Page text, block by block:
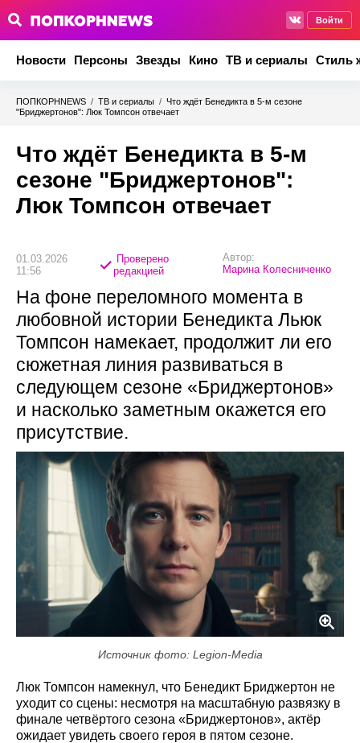
Войти
Новости Персоны Звезды Кино ТВ и сериалы Стиль
ПОПКОРНNEWS / ТВ и сериалы / Что ждёт Бенедикта в 5-м сезоне
"Бриджертонов": Люк Томпсон отвечает
Что ждёт Бенедикта в 5-м
сезоне "Бриджертонов":
Люк Томпсон отвечает
01.03.2026
11:56
Проверено
редакцией
Автор:
Марина Колесниченко
На фоне переломного момента в
любовной истории Бенедикта Льюк
Томпсон намекает, продолжит ли его
сюжетная линия развиваться в
следующем сезоне «Бриджертонов»
и насколько заметным окажется его
присутствие.
Источник фото: Legion-Media
Люк Томпсон намекнул, что Бенедикт Бриджертон не
уходит со сцены: несмотря на масштабную развязку в
финале четвёртого сезона «Бриджертонов», актёр
ожидает увидеть своего героя в пятом сезоне.